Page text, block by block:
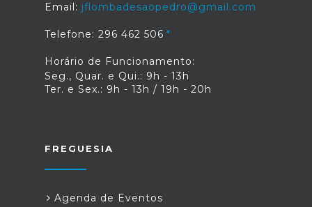
Email: jflombadesaopedro@gmail.com
Telefone: 296 462 506
Horário de Funcionamento:
Seg., Quar. e Qui.: 9h - 13h
Ter. e Sex.: 9h - 13h / 19h - 20h
FREGUESIA
Agenda de Eventos